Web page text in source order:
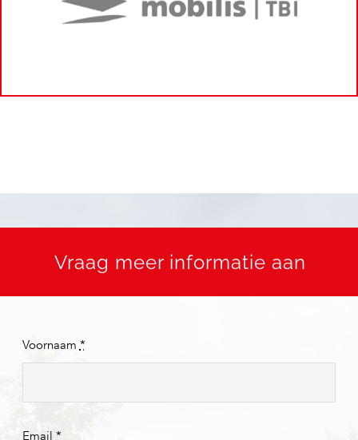
Vraag meer informatie aan
Voornaam *
Email *